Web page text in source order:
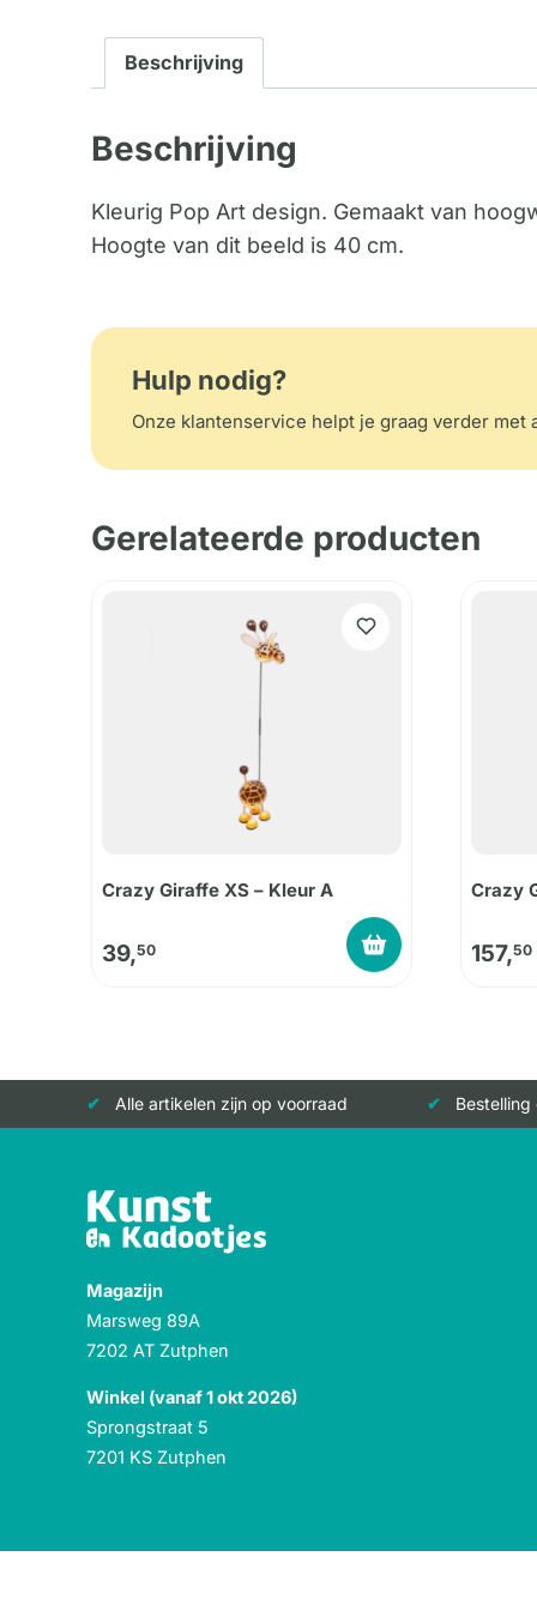
Beschrijving
Beschrijving
Kleurig Pop Art design. Gemaakt van
Hoogte van dit beeld is 40 cm.
Hulp nodig?
Onze klantenservice helpt je graag verder met
Gerelateerde producten
Crazy Giraffe XS – Kleur A
39,50
Crazy
157,50
Alle artikelen zijn op voorraad
Magazijn
Marsweg 89A
7202 AT Zutphen
Winkel (vanaf 1 okt 2026)
Sprongstraat 5
7201 KS Zutphen